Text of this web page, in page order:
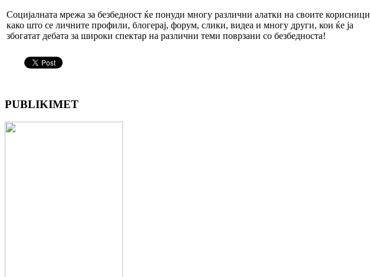
Социјалната мрежа за безбедност ќе понуди многу различни алатки на своите корисници
како што се личните профили, блогерај, форум, слики, видеа и многу други, кои ќе ја
збогатат дебата за широки спектар на различни теми поврзани со безбедноста!
PUBLIKIMET